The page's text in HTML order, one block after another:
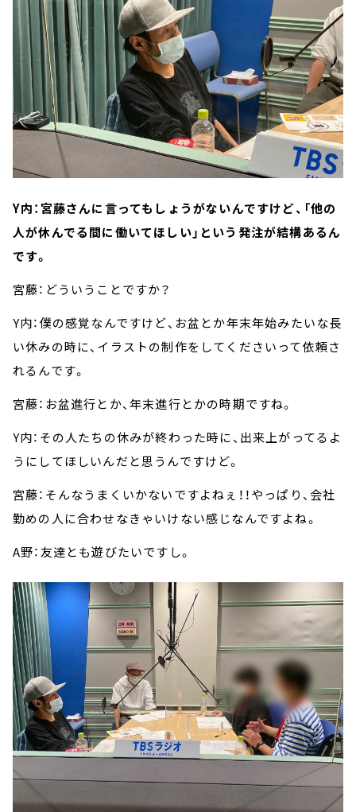
Y内：宮藤さんに言ってもしょうがないんですけど、「他の
人が休んでる間に働いてほしい」という発注が結構あるん
です。
宮藤：どういうことですか？
Y内：僕の感覚なんですけど、お盆とか年末年始みたいな長
い休みの時に、イラストの制作をしてくださいって依頼さ
れるんです。
宮藤：お盆進行とか、年末進行とかの時期ですね。
Y内：その人たちの休みが終わった時に、出来上がってるよ
うにしてほしいんだと思うんですけど。
宮藤：そんなうまくいかないですよねぇ！！やっぱり、会社
勤めの人に合わせなきゃいけない感じなんですよね。
A野：友達とも遊びたいですし。